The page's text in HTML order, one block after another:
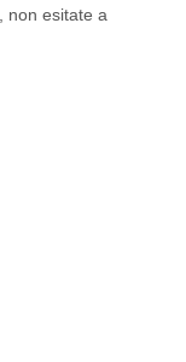
, non esitate a